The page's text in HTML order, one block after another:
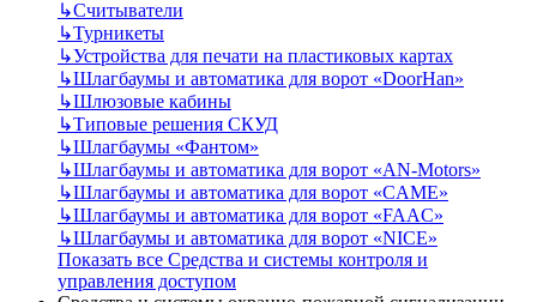
↳Считыватели
↳Турникеты
↳Устройства для печати на пластиковых картах
↳Шлагбаумы и автоматика для ворот «DoorHan»
↳Шлюзовые кабины
↳Типовые решения СКУД
↳Шлагбаумы «Фантом»
↳Шлагбаумы и автоматика для ворот «AN-Motors»
↳Шлагбаумы и автоматика для ворот «CAME»
↳Шлагбаумы и автоматика для ворот «FAAC»
↳Шлагбаумы и автоматика для ворот «NICE»
Показать все Средства и системы контроля и
управления доступом